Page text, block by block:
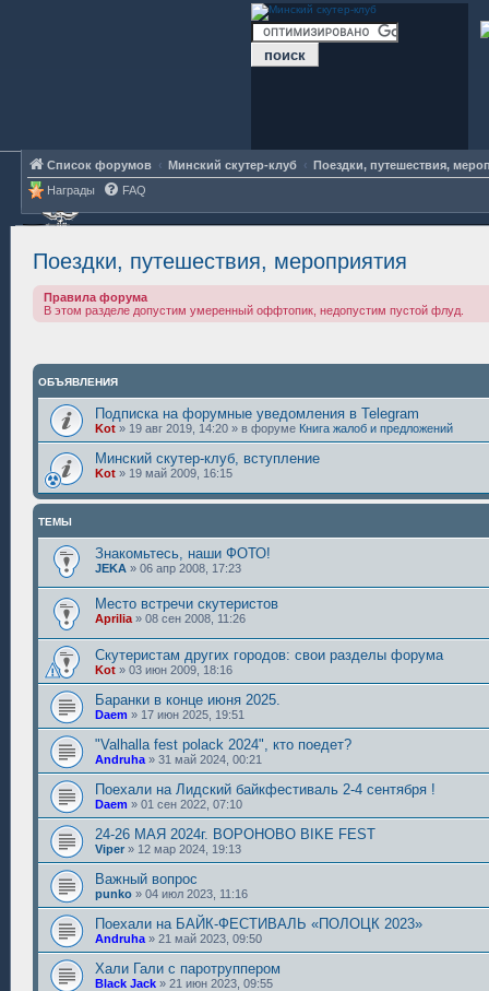
Список форумов Минский скутер-клуб
Поездки, путешествия,
Награды
FAQ
Поездки, путешествия, мероприятия
Правила форума
В этом разделе допустим умеренный оффтопик, недопустим пустой флуд.
ОБЪЯВЛЕНИЯ
Подписка на форумные уведомления в Telegram
Kot » 19 авг 2019, 14:20 » в форуме Книга жалоб и предложений
Минский скутер-клуб, вступление
Kot » 19 май 2009, 16:15
ТЕМЫ
Знакомьтесь, наши ФОТО!
JEKA » 06 апр 2008, 17:23
Место встречи скутеристов
Aprilia » 08 сен 2008, 11:26
Скутеристам других городов: свои разделы форума
Kot » 03 июн 2009, 18:16
Баранки в конце июня 2025.
Daem » 17 июн 2025, 19:51
"Valhalla fest polack 2024", кто поедет?
Andruha » 31 май 2024, 00:21
Поехали на Лидский байкфестиваль 2-4 сентября !
Daem » 01 сен 2022, 07:10
24-26 МАЯ 2024г. ВОРОНОВО BIKE FEST
Viper » 12 мар 2024, 19:13
Важный вопрос
punko » 04 июл 2023, 11:16
Поехали на БАЙК-ФЕСТИВАЛЬ «ПОЛОЦК 2023»
Andruha » 21 май 2023, 09:50
Хали Гали с паротруппером
Black Jack » 21 июн 2023, 09:55